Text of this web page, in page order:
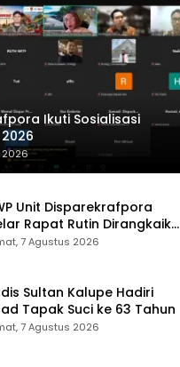
Ikuti Sosialisasi
2026
Unit Disparekrafpora
Rapat Rutin Dirangkaikan
Manajemen Stres
7 Agustus 2026
Sultan Kalupe Hadiri
Tapak Suci ke 63 Tahun
7 Agustus 2026